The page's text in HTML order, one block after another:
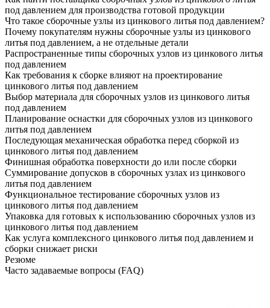
под давлением для производства готовой продукции
Что такое сборочные узлы из цинкового литья под давлением?
Почему покупателям нужны сборочные узлы из цинкового
литья под давлением, а не отдельные детали
Распространенные типы сборочных узлов из цинкового литья
под давлением
Как требования к сборке влияют на проектирование
цинкового литья под давлением
Выбор материала для сборочных узлов из цинкового литья
под давлением
Планирование оснастки для сборочных узлов из цинкового
литья под давлением
Последующая механическая обработка перед сборкой из
цинкового литья под давлением
Финишная обработка поверхности до или после сборки
Суммирование допусков в сборочных узлах из цинкового
литья под давлением
Функциональное тестирование сборочных узлов из
цинкового литья под давлением
Упаковка для готовых к использованию сборочных узлов из
цинкового литья под давлением
Как услуга комплексного цинкового литья под давлением и
сборки снижает риски
Резюме
Часто задаваемые вопросы (FAQ)